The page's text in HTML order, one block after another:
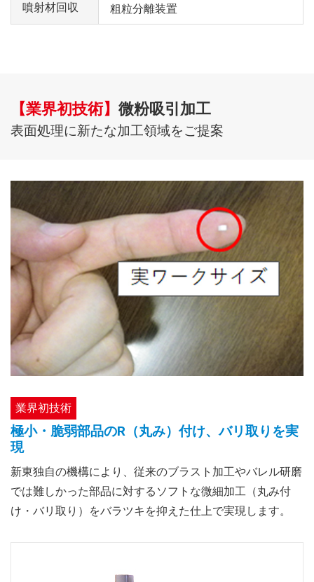
噴射材回収 粗粒分離装置
【業界初技術】 微粉吸引加工
表面処理に新たな加工領域をご提案
業界初技術
極小・脆弱部品のR（丸み）付け、バリ取りを実
現
新東独自の機構により、従来のブラスト加工やバレル研磨
では難しかった部品に対するソフトな微細加工（丸み付
け・バリ取り）をバラツキを抑えた仕上で実現します。